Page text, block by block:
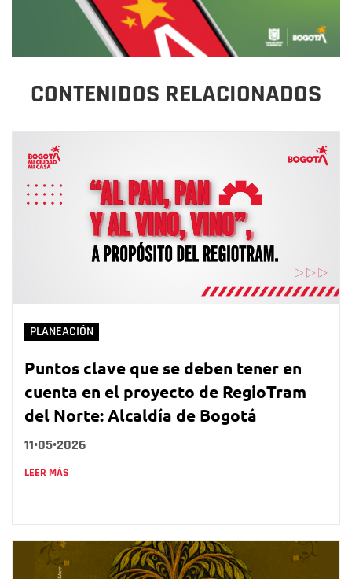
CONTENIDOS RELACIONADOS
PLANEACIÓN
Puntos clave que se deben tener en
cuenta en el proyecto de RegioTram
del Norte: Alcaldía de Bogotá
11•05•2026
LEER MÁS